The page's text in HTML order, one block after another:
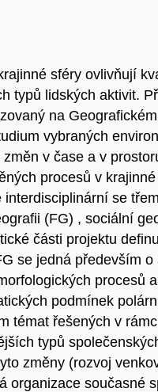
sféry ovlivňují
typů lidských aktivit.
na
vybraných
v čase a v
procesů v
se
(FG) , sociální
části projektu
se jedná především o
procesů
podmínek
témat řešených v
typů
změny (rozvoj
organizace současné